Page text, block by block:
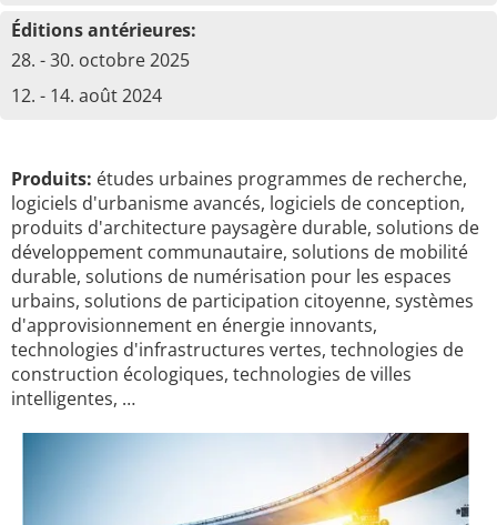
Éditions antérieures:
28. - 30. octobre 2025
12. - 14. août 2024
Produits: études urbaines programmes de recherche,
logiciels d'urbanisme avancés, logiciels de conception,
produits d'architecture paysagère durable, solutions de
développement communautaire, solutions de mobilité
durable, solutions de numérisation pour les espaces
urbains, solutions de participation citoyenne, systèmes
d'approvisionnement en énergie innovants,
technologies d'infrastructures vertes, technologies de
construction écologiques, technologies de villes
intelligentes, …